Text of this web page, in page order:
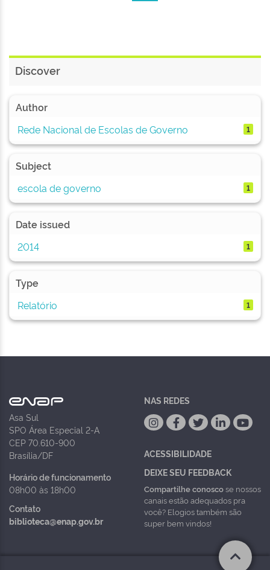
Discover
Author
Rede Nacional de Escolas de Governo
1
Subject
escola de governo
1
Date issued
2014
1
Type
Relatório
1
Asa Sul
SPO Área Especial 2-A
CEP 70.610-900
Brasília/DF
Horário de funcionamento
08h00 às 18h00
Contato
biblioteca@enap.gov.br
NAS REDES
ACESSIBILIDADE
DEIXE SEU FEEDBACK
Compartilhe conoscose nossos
canais estão adequados pra
você? Elogios também são
super bem vindos!